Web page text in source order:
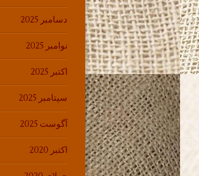
دسامبر 2025
نوامبر 2025
اکتبر 2025
سپتامبر 2025
آگوست 2025
اکتبر 2020